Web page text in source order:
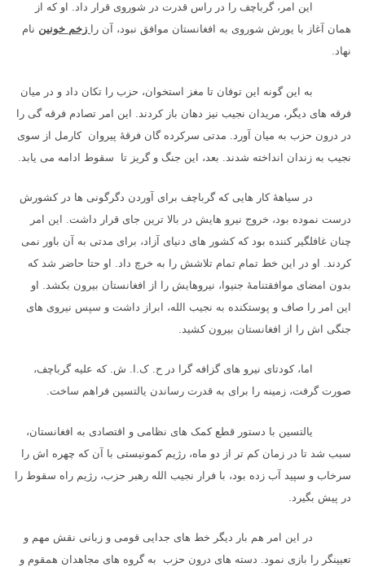
این امر، گرباچف را در راس قدرت در شوروی قرار داد. او که از
همان آغاز با یورش شوروی به افغانستان موافق نبود، آن را
زخم خونین نام
نهاد.
به این گونه این توفان تا مغز استخوان، حزب را تکان داد و در میان
فرقه های دیگر، مریدان نجیب نیز دهان باز کردند. این امر تصادم فرقه گی را
در درون حزب به میان آورد. مدتی سرکرده گان فرقهٔ پیروان کارمل از سوی
نجیب به زندان انداخته شدند. بعد، این جنگ و گریز تا سقوط ادامه می یابد.
در سیاههٔ کار هایی که گرباچف برای آوردن دگرگونی ها در کشورش
درست نموده بود، خروج نیرو هایش در بالا ترین جای قرار داشت. این امر
چنان غافلگیر کننده بود که کشور های دنیای آزاد، برای مدتی به آن باور نمی
کردند. او در این خط تمام تمام تلاشش را به خرچ داد. او حتا حاضر شد که
بدون امضای موافقتنامهٔ جنیوا، نیروهایش را از افغانستان بیرون بکشد. او
این امر را صاف و پوستکنده به نجیب الله، ابراز داشت و سپس نیروی های
جنگی اش را از افغانستان بیرون کشید.
اما، کودتای نیرو های گزافه گرا در ح. ک.ا. ش. که علیه گرباچف،
صورت گرفت، زمینه را برای به قدرت رساندن یالتسین فراهم ساخت.
یالتسین با دستور قطع کمک های نظامی و اقتصادی به افغانستان،
سبب شد تا در زمان کم تر از دو ماه، رژیم کمونیستی با آن که چهره اش را
سرخاب و سپید آب زده بود، با فرار نجیب الله رهبر حزب، رژیم راه سقوط را
در پیش بگیرد.
در این امر هم بار دیگر خط های جدایی قومی و زبانی نقش مهم و
تعیینگر را بازی نمود. دسته های درون حزب به گروه های مجاهدان همقوم و